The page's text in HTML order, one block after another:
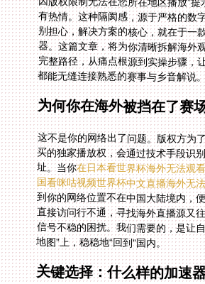
都能无缝连接熟悉的赛事与乡音解说。
为何你在海外被挡在了赛
这不是你的网络出了问题。版权方为
买的独家播放权，会通过技术手段
址。当你在日本看世界杯海外无法观看
国看咪咕视频世界杯中文直播海外无
地图”上，稳稳地“回到”国内。
关键选择：什么样的加速